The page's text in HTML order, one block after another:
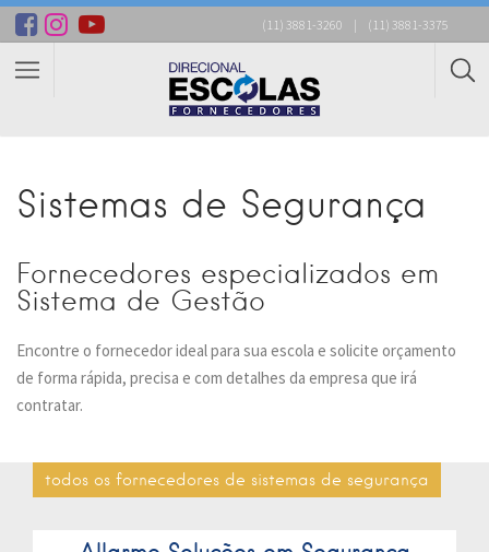
(11) 3881-3260 | (11) 3881-3375
Sistemas de Segurança
Fornecedores especializados em
Sistema de Gestão
Encontre o fornecedor ideal para sua escola e solicite orçamento
de forma rápida, precisa e com detalhes da empresa que irá
contratar.
todos os fornecedores de sistemas de segurança